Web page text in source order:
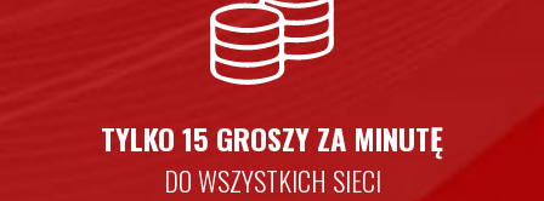
TYLKO 15 GROSZY ZA MINUTĘ
DO WSZYSTKICH SIECI